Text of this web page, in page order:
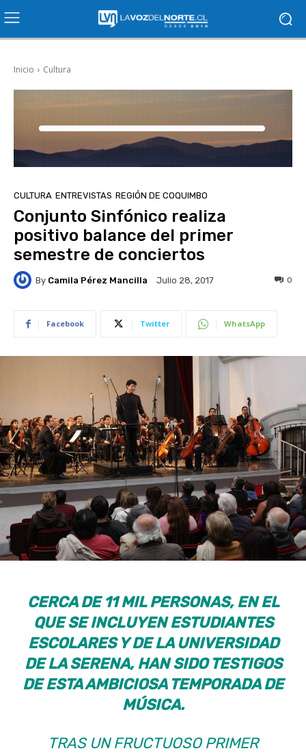
Inicio Cultura
CULTURA ENTREVISTAS REGIÓN DE COQUIMBO
Conjunto Sinfónico realiza
positivo balance del primer
semestre de conciertos
By Camila Pérez Mancilla Julio 28, 2017 0
Facebook Twitter WhatsApp
CERCA DE 11 MIL PERSONAS, EN EL
QUE SE INCLUYEN ESTUDIANTES
ESCOLARES Y DE LA UNIVERSIDAD
DE LA SERENA, HAN SIDO TESTIGOS
DE ESTA AMBICIOSA TEMPORADA DE
MÚSICA.
TRAS UN FRUCTUOSO PRIMER